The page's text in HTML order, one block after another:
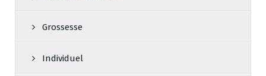
Grossesse
Individuel